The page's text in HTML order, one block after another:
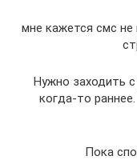
мне кажется смс не
Нужно заходить
когда-то
Пока